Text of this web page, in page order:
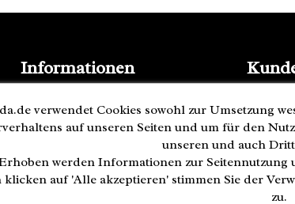
Informationen
Presse
Partner
Bestellung wiederrufen
Mo - Fr
verwendet Cookies sowohl zur Umsetzung
auf unseren Seiten und um für den
unseren und auch
werden Informationen zur Seitennutzung
klicken auf 'Alle akzeptieren' stimmen Sie der
zu.